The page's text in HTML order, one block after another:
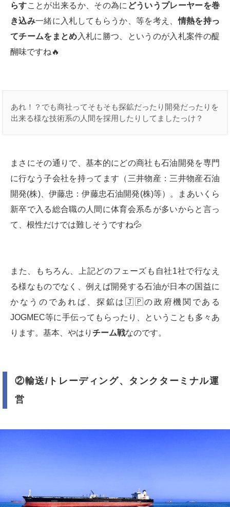
らすことが出来るか、その為に どういうプレーヤーを巻
き込み一緒に入札してもらうか、等を考え、情熱を持っ
てチームをまとめ 入札に勝つ、というのが入札案件の醍
醐味ですね🔥
あれ！？でも商社ってそもそも探鉱だったり開発だったりを
出来る様な技術系の人間を採用したりしてましたっけ？
まさにその通りで、基本的にどの商社も石油開発を専門
に行なう子会社を持ってます（三井物産：三井物産石油
開発(株)、伊藤忠：伊藤忠石油開発(株)等）。まあいくら
新卒で入る総合職の人間に体育会系💪が多いからと言っ
て、根性だけでは難しそうですね💦
また、もちろん、上記どのフェーズも自社1社で行なえ
る様なものでなく、例えば開発する石油が日本の国益に
かなうのであれば、探鉱は🇯🇵の政府機関である
JOGMEC等に手伝ってもらったり、ということも多々あ
ります。基本、やはり チーム戦なのです。
②輸送/ トレーディング、タンクターミナル運
営